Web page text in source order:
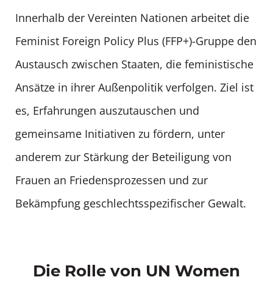
Innerhalb der Vereinten Nationen arbeitet die
Feminist Foreign Policy Plus (FFP+)-Gruppe den
Austausch zwischen Staaten, die feministische
Ansätze in ihrer Außenpolitik verfolgen. Ziel ist
es, Erfahrungen auszutauschen und
gemeinsame Initiativen zu fördern, unter
anderem zur Stärkung der Beteiligung von
Frauen an Friedensprozessen und zur
Bekämpfung geschlechtsspezifischer Gewalt.
Die Rolle von UN Women